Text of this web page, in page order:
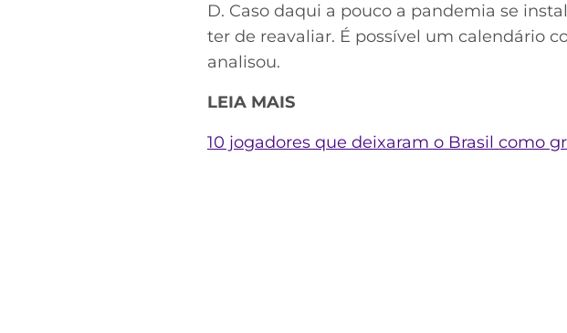
D. Caso daqui a pouco a pandemia se
ter de reavaliar. É possível um calendário
analisou.
LEIA MAIS
10 jogadores que deixaram o Brasil como